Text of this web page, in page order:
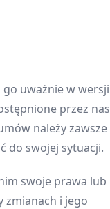
go uważnie w wersji
przez nas
należy zawsze
do swojej sytuacji.
swoje prawa lub
zmianach i jego